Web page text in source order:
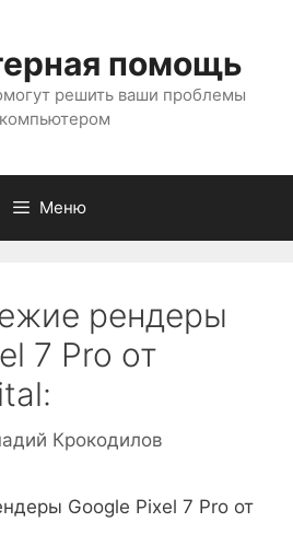
помощь
решить ваши проблемы
Меню
рендеры
7 Pro от
Крокодилов
Google Pixel 7 Pro от